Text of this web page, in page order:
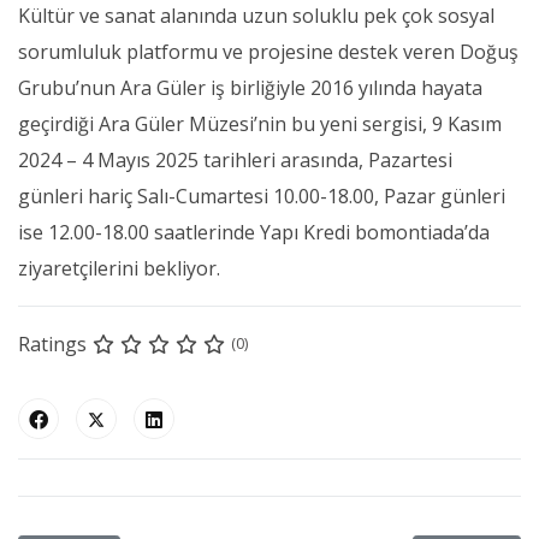
Kültür ve sanat alanında uzun soluklu pek çok sosyal
sorumluluk platformu ve projesine destek veren Doğuş
Grubu’nun Ara Güler iş birliğiyle 2016 yılında hayata
geçirdiği Ara Güler Müzesi’nin bu yeni sergisi, 9 Kasım
2024 – 4 Mayıs 2025 tarihleri arasında, Pazartesi
günleri hariç Salı-Cumartesi 10.00-18.00, Pazar günleri
ise 12.00-18.00 saatlerinde Yapı Kredi bomontiada’da
ziyaretçilerini bekliyor.
Ratings (0)